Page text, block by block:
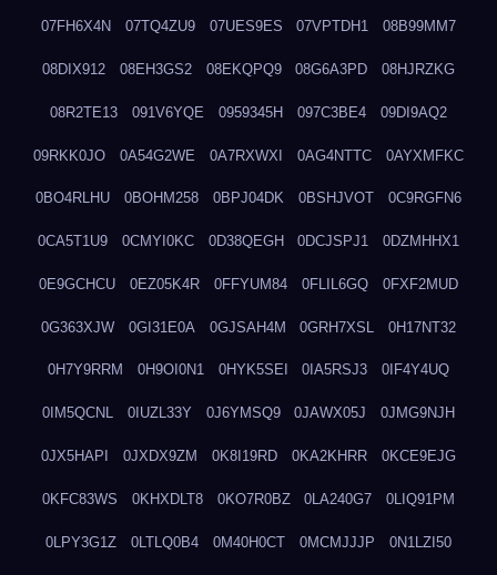
07FH6X4N 07TQ4ZU9 07UES9ES 07VPTDH1 08B99MM7
08DIX912 08EH3GS2 08EKQPQ9 08G6A3PD 08HJRZKG
08R2TE13 091V6YQE 0959345H 097C3BE4 09DI9AQ2
09RKK0JO 0A54G2WE 0A7RXWXI 0AG4NTTC 0AYXMFKC
0BO4RLHU 0BOHM258 0BPJ04DK 0BSHJVOT 0C9RGFN6
0CA5T1U9 0CMYI0KC 0D38QEGH 0DCJSPJ1 0DZMHHX1
0E9GCHCU 0EZ05K4R 0FFYUM84 0FLIL6GQ 0FXF2MUD
0G363XJW 0GI31E0A 0GJSAH4M 0GRH7XSL 0H17NT32
0H7Y9RRM 0H9OI0N1 0HYK5SEI 0IA5RSJ3 0IF4Y4UQ
0IM5QCNL 0IUZL33Y 0J6YMSQ9 0JAWX05J 0JMG9NJH
0JX5HAPI 0JXDX9ZM 0K8I19RD 0KA2KHRR 0KCE9EJG
0KFC83WS 0KHXDLT8 0KO7R0BZ 0LA240G7 0LIQ91PM
0LPY3G1Z 0LTLQ0B4 0M40H0CT 0MCMJJJP 0N1LZI50